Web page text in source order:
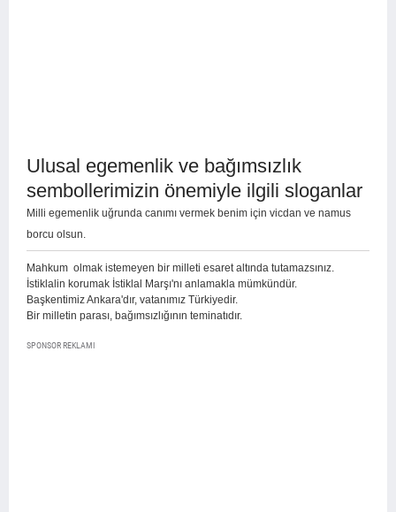
Ulusal egemenlik ve bağımsızlık
sembollerimizin önemiyle ilgili sloganlar
Milli egemenlik uğrunda canımı vermek benim için vicdan ve namus
borcu olsun.
Mahkum olmak istemeyen bir milleti esaret altında tutamazsınız.
İstiklalin korumak İstiklal Marşı'nı anlamakla mümkündür.
Başkentimiz Ankara'dır, vatanımız Türkiyedir.
Bir milletin parası, bağımsızlığının teminatıdır.
SPONSOR REKLAMI